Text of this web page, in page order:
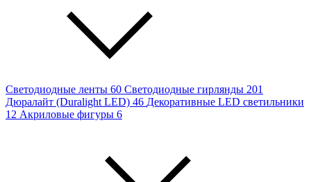
Светодиодные ленты 60 Светодиодные гирлянды 201
Дюралайт (Duralight LED) 46 Декоративные LED светильники
12 Акриловые фигуры 6